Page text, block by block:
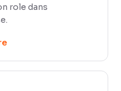
role dans